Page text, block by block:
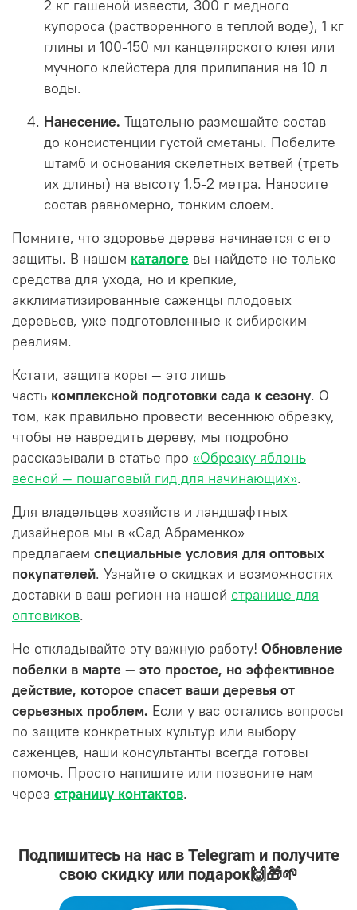
2 кг гашеной извести, 300 г медного
купороса (растворенного в теплой воде), 1 кг
глины и 100-150 мл канцелярского клея или
мучного клейстера для прилипания на 10 л
воды.
Нанесение. Тщательно размешайте состав
до консистенции густой сметаны. Побелите
штамб и основания скелетных ветвей (треть
их длины) на высоту 1,5-2 метра. Наносите
состав равномерно, тонким слоем.
Помните, что здоровье дерева начинается с его
защиты. В нашем каталоге вы найдете не только
средства для ухода, но и крепкие,
акклиматизированные саженцы плодовых
деревьев, уже подготовленные к сибирским
реалиям.
Кстати, защита коры — это лишь
часть комплексной подготовки сада к сезону. О
том, как правильно провести весеннюю обрезку,
чтобы не навредить дереву, мы подробно
рассказывали в статье про «Обрезку яблонь
весной — пошаговый гид для начинающих».
Для владельцев хозяйств и ландшафтных
дизайнеров мы в «Сад Абраменко»
предлагаем специальные условия для оптовых
покупателей. Узнайте о скидках и возможностях
доставки в ваш регион на нашей странице для
оптовиков.
Не откладывайте эту важную работу! Обновление
побелки в марте — это простое, но эффективное
действие, которое спасет ваши деревья от
серьезных проблем. Если у вас остались вопросы
по защите конкретных культур или выбору
саженцев, наши консультанты всегда готовы
помочь. Просто напишите или позвоните нам
через страницу контактов.
Подпишитесь на нас в Telegram и получите
свою скидку или подарок🙌🎁🌱